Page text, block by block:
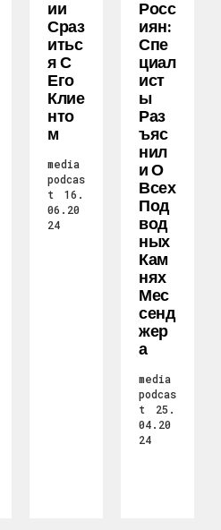
Ии
Сраз
Итьс
Я С
Его
Клие
Нто
М
media
podcas
t
16.
06.20
24
Росс
Иян:
Спе
Циал
Ист
Ы
Раз
Ъяс
Нил
И О
Всех
Под
Вод
Ных
Кам
Нях
Мес
Сенд
Жер
А
media
podcas
t
25.
04.20
24